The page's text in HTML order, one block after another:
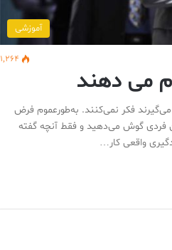
آموزشی
1,264
می‌گیرند فکر نمی‌کنند. به‌طورعموم فرض
فردی گوش می‌دهید و فقط آنچه گفته
واقعی کار…